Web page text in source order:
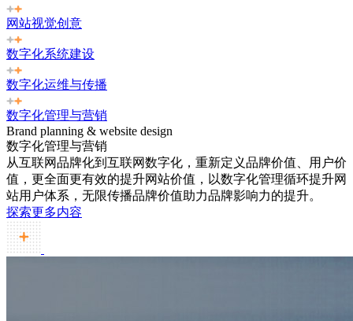
网站视觉创意
数字化系统建设
数字化运维与传播
数字化管理与营销
Brand planning & website design
数字化管理与营销
从互联网品牌化到互联网数字化，重新定义品牌价值、用户价
值，更全面更有效的提升网站价值，以数字化管理循环提升网
站用户体系，无限传播品牌价值助力品牌影响力的提升。
探索更多内容